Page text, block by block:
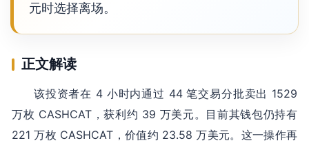
元时选择离场。
正文解读
该投资者在 4 小时内通过 44 笔交易分批卖出 1529
万枚 CASHCAT，获利约 39 万美元。目前其钱包仍持有
221 万枚 CASHCAT，价值约 23.58 万美元。这一操作再